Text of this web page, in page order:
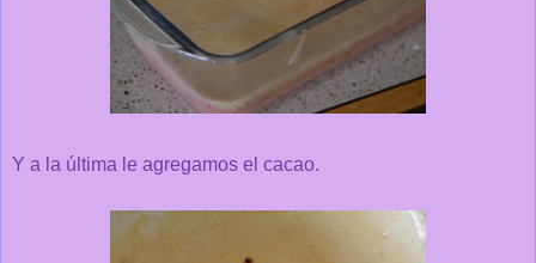
Y a la última le agregamos el cacao.